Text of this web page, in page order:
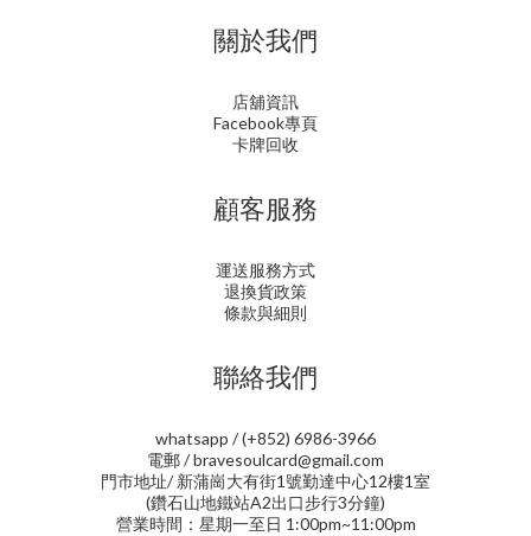
關於我們
店舖資訊
Facebook專頁
卡牌回收
顧客服務
運送服務方式
退換貨政策
條款與細則
聯絡我們
whatsapp / (+852) 6986-3966
電郵 / bravesoulcard@gmail.com
門市地址/ 新蒲崗大有街1號勤達中心12樓1室
(鑽石山地鐵站A2出口步行3分鐘)
營業時間：星期一至日 1:00pm~11:00pm